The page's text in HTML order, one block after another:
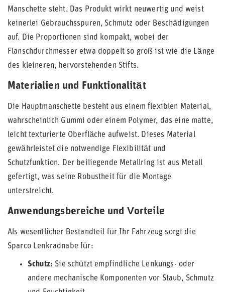
Manschette steht. Das Produkt wirkt neuwertig und weist
keinerlei Gebrauchsspuren, Schmutz oder Beschädigungen
auf. Die Proportionen sind kompakt, wobei der
Flanschdurchmesser etwa doppelt so groß ist wie die Länge
des kleineren, hervorstehenden Stifts.
Materialien und Funktionalität
Die Hauptmanschette besteht aus einem flexiblen Material,
wahrscheinlich Gummi oder einem Polymer, das eine matte,
leicht texturierte Oberfläche aufweist. Dieses Material
gewährleistet die notwendige Flexibilität und
Schutzfunktion. Der beiliegende Metallring ist aus Metall
gefertigt, was seine Robustheit für die Montage
unterstreicht.
Anwendungsbereiche und Vorteile
Als wesentlicher Bestandteil für Ihr Fahrzeug sorgt die
Sparco Lenkradnabe für:
Schutz: Sie schützt empfindliche Lenkungs- oder
andere mechanische Komponenten vor Staub, Schmutz